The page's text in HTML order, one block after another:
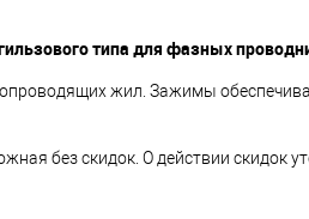
типа для фазных
жил. Зажимы
без скидок. О действии скидок